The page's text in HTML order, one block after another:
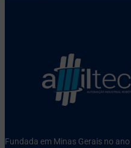
Fundada em Minas Gerais no